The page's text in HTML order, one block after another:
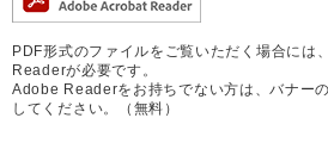
PDF形式のファイルをご覧いただく場合には
Readerが必要です。
Adobe Readerをお持ちでない方は、バナー
してください。（無料）